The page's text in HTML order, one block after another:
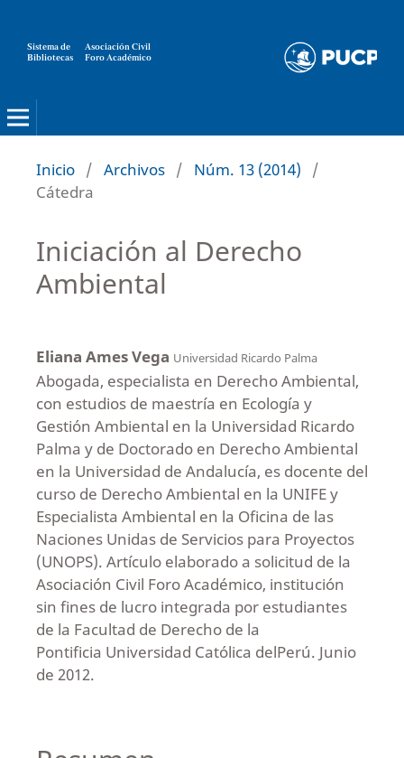
Sistema de
Bibliotecas
Asociación Civil
Foro Académico
Inicio / Archivos / Núm. 13 (2014)
/
Cátedra
Iniciación al Derecho
Ambiental
Eliana Ames Vega Universidad Ricardo Palma
Abogada, especialista en Derecho Ambiental,
con estudios de maestría en Ecología y
Gestión Ambiental en la Universidad Ricardo
Palma y de Doctorado en Derecho Ambiental
en la Universidad de Andalucía, es docente del
curso de Derecho Ambiental en la UNIFE y
Especialista Ambiental en la Oficina de las
Naciones Unidas de Servicios para Proyectos
(UNOPS). Artículo elaborado a solicitud de la
Asociación Civil Foro Académico, institución
sin fines de lucro integrada por estudiantes
de la Facultad de Derecho de la
Pontificia Universidad Católica delPerú. Junio
de 2012.